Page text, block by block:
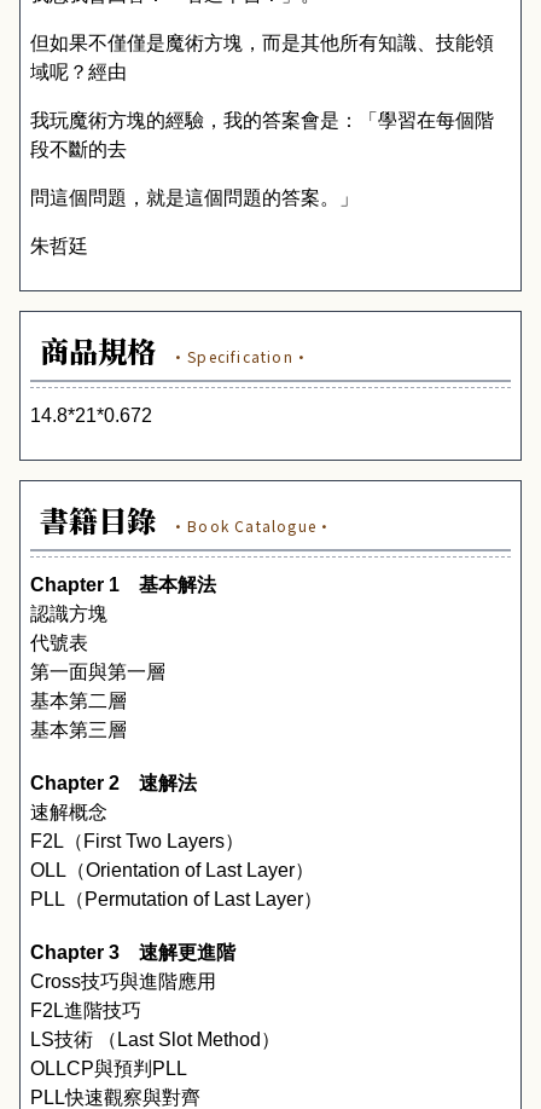
但如果不僅僅是魔術方塊，而是其他所有知識、技能領
域呢？經由
我玩魔術方塊的經驗，我的答案會是：「學習在每個階
段不斷的去
問這個問題，就是這個問題的答案。」
朱哲廷
商品規格 ·Specification·
14.8*21*0.672
書籍目錄 ·Book Catalogue·
Chapter 1 基本解法
認識方塊
代號表
第一面與第一層
基本第二層
基本第三層
Chapter 2 速解法
速解概念
F2L （ First Two Layers）
OLL （Orientation of Last Layer）
PLL （ Permutation of Last Layer）
Chapter 3 速解更進階
Cross技巧與進階應用
F2L進階技巧
LS技術 （ Last Slot Method ）
OLLCP與預判 PLL
PLL快速觀察與對齊